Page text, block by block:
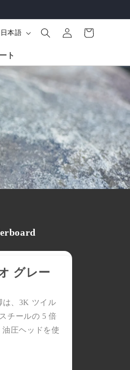
言
日本語
イ
カ
ー
ト
アルミ三
ルヘッド -
(オレ
ミニカーボンファイ
バー三脚、ボールヘ
ッド。X-Go Mini
グレー
は、3K ツイル
チールの 5 倍
圧ヘッドを使